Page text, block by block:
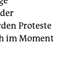
Proteste
im Moment